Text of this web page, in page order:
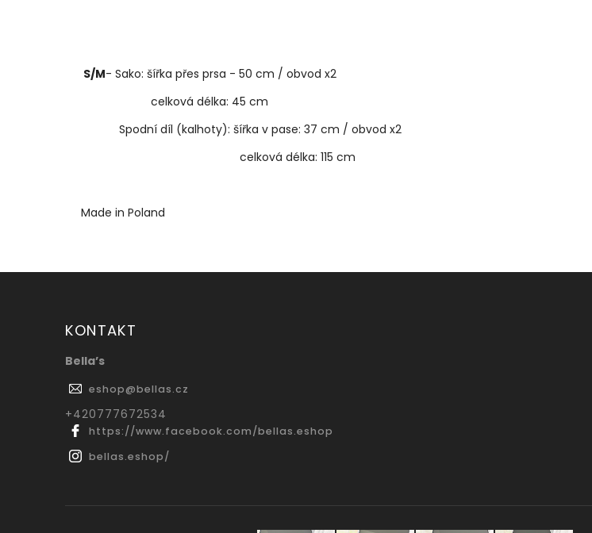
S/M- Sako: šířka přes prsa - 50 cm / obvod x2
celková délka: 45 cm
Spodní díl (kalhoty): šířka v pase: 37 cm / obvod x2
celková délka: 115 cm
Made in Poland
KONTAKT
Bella’s
eshop@bellas.cz
‭+420777672534
https://www.facebook.com/bellas.eshop
bellas.eshop/